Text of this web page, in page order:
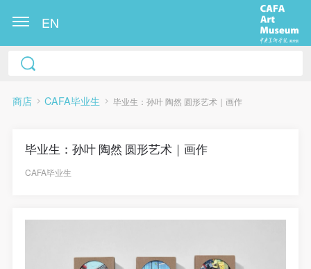
EN
商店 CAFA毕业生 毕业生：孙叶 陶然 圆形艺术｜画作
毕业生：孙叶 陶然 圆形艺术｜画作
CAFA毕业生